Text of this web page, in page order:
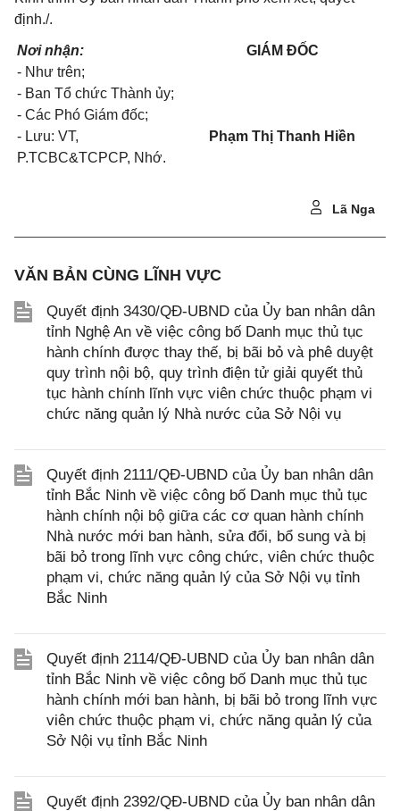
định./.
Nơi nhận:
- Như trên;
- Ban Tổ chức Thành ủy;
- Các Phó Giám đốc;
- Lưu: VT,
P.TCBC&TCPCP, Nhớ.
GIÁM ĐỐC
Phạm Thị Thanh Hiền
Lã Nga
VĂN BẢN CÙNG LĨNH VỰC
Quyết định 3430/QĐ-UBND của Ủy ban nhân dân
tỉnh Nghệ An về việc công bố Danh mục thủ tục
hành chính được thay thế, bị bãi bỏ và phê duyệt
quy trình nội bộ, quy trình điện tử giải quyết thủ
tục hành chính lĩnh vực viên chức thuộc phạm vi
chức năng quản lý Nhà nước của Sở Nội vụ
Quyết định 2111/QĐ-UBND của Ủy ban nhân dân
tỉnh Bắc Ninh về việc công bố Danh mục thủ tục
hành chính nội bộ giữa các cơ quan hành chính
Nhà nước mới ban hành, sửa đổi, bổ sung và bị
bãi bỏ trong lĩnh vực công chức, viên chức thuộc
phạm vi, chức năng quản lý của Sở Nội vụ tỉnh
Bắc Ninh
Quyết định 2114/QĐ-UBND của Ủy ban nhân dân
tỉnh Bắc Ninh về việc công bố Danh mục thủ tục
hành chính mới ban hành, bị bãi bỏ trong lĩnh vực
viên chức thuộc phạm vi, chức năng quản lý của
Sở Nội vụ tỉnh Bắc Ninh
Quyết định 2392/QĐ-UBND của Ủy ban nhân dân